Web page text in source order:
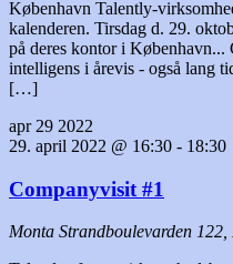
København Talently-
kalenderen. Tirsdag d. 29.
på deres kontor i København...
intelligens i årevis - også lang
[…]
apr 29 2022
29. april 2022 @ 16:30 - 18:30
Companyvisit #1
Monta Strandboulevarden